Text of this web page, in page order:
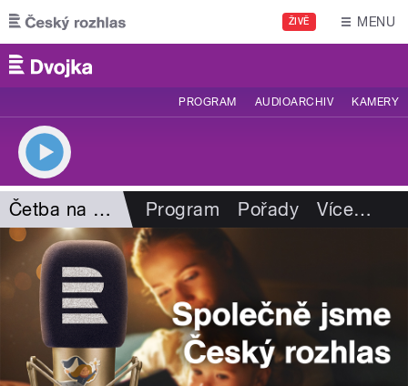
Přejít k hlavnímu obsahu
ŽIVĚ MENU
PROGRAM AUDIOARCHIV KAMERY
Četba na pokračování Program Pořady Více…